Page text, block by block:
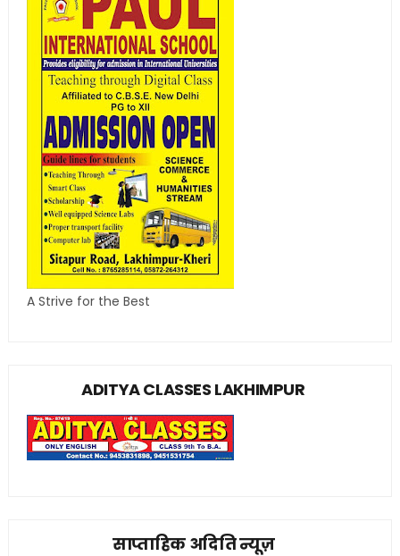
A Strive for the Best
ADITYA CLASSES LAKHIMPUR
साप्ताहिक अदिति न्यूज़